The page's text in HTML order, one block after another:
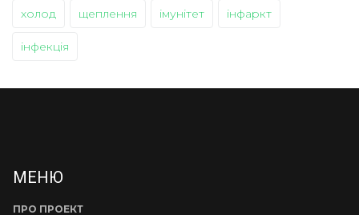
холод щеплення імунітет інфаркт
інфекція
МЕНЮ
ПРО ПРОЕКТ